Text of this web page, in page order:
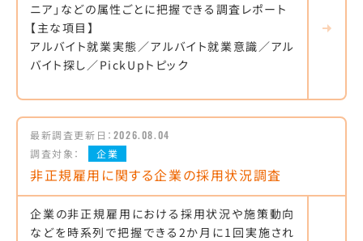
ニア」などの属性ごとに把握できる調査レポート
【主な項目】
アルバイト就業実態／アルバイト就業意識／アル
バイト探し／PickUpトピック
最新調査更新日： 2026.08.04
調査対象：
企業
非正規雇用に関する企業の採用状況調査
企業の非正規雇用における採用状況や施策動向
などを時系列で把握できる2か月に1回実施され